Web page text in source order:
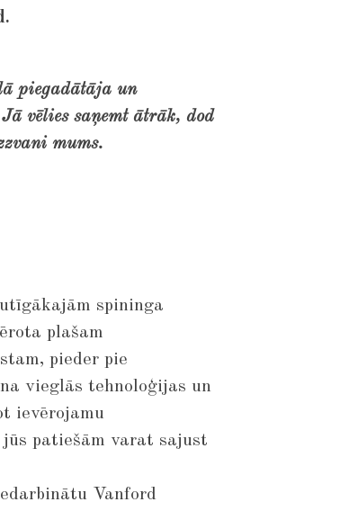
piegadātāja un
vēlies saņemt ātrāk, dod
mums.
spininga
plašam
pieder pie
vieglās tehnoloģijas un
ievērojamu
patiešām varat sajust
Vanford